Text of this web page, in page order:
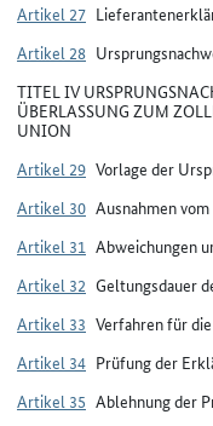
Artikel 27
Artikel 28
TITEL IV
ÜBERLASSUNG ZUM
UNION
Artikel 29 Vorlage der
Artikel 30 Ausnahmen
Artikel 31 Abweichungen
Artikel 32 Geltungsdauer
Artikel 33 Verfahren für
Artikel 34 Prüfung der
Artikel 35 Ablehnung der